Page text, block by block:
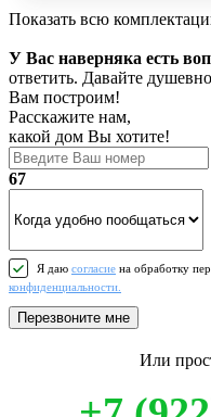
Показать всю
У Вас наверняка есть
ответить. Давайте
Вам построим!
Расскажите нам,
какой дом Вы хотите!
67
Я даю согласие на обработку
конфиденциальности.
Перезвоните мне
Или